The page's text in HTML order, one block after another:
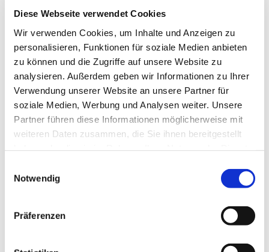
Diese Webseite verwendet Cookies
Wir verwenden Cookies, um Inhalte und Anzeigen zu
personalisieren, Funktionen für soziale Medien anbieten
zu können und die Zugriffe auf unsere Website zu
analysieren. Außerdem geben wir Informationen zu Ihrer
Verwendung unserer Website an unsere Partner für
soziale Medien, Werbung und Analysen weiter. Unsere
Partner führen diese Informationen möglicherweise mit
weiteren Daten zusammen, die Sie ihnen bereitgestellt
Notwendig
Präferenzen
Teilnehmerinnen die Kraft von Grünkraft und Licht
"Du hast den Himmel und die Erde in Dir" zu spüren
und Kraftorte zu erleben. Der 9. November schließt
das Jahr mit dem Thema "Freue Dich, weil Gott
Dich liebt" ab, und die Frage nach dem Geist der
Freude steht im Fokus.
Die Pilgertage starten und enden an der Kapelle in
Jager und werden von Sabine Petters geleitet. Die
Veranstaltungen finden jeweils von 10 bis ca. 17
kann vor Ort entrichtet werden. Interessierte Frauen
arbeitmitfrauen@pek.de bis spätestens 3 Tage vor
dem jeweiligen Pilgertag anmelden. Für
"Alter Heuboden" zur Verfügung. Die Anmeldung